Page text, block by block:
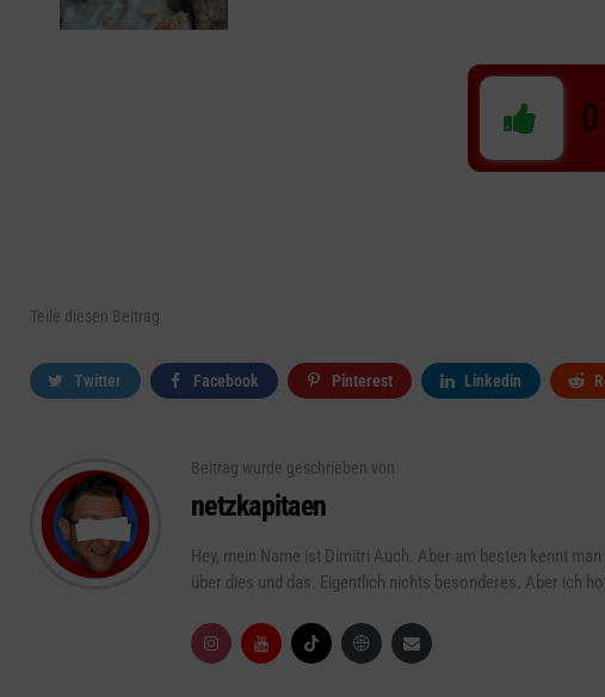
0
Teile diesen Beitrag
Twitter Facebook Pinterest Linkedin
Beitrag wurde geschrieben von
netzkapitaen
Hey, mein Name ist Dimitri Auch. Aber am besten kennt
über dies und das. Eigentlich nichts besonderes. Aber ich